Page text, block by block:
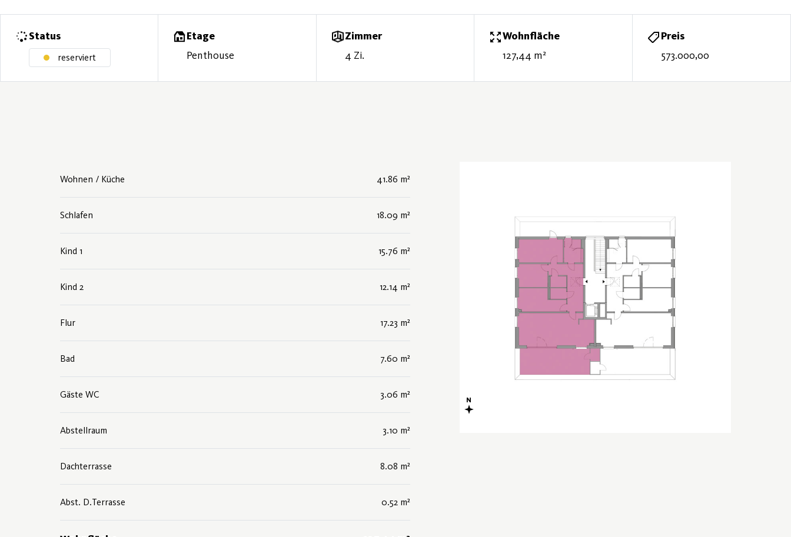
Status
reserviert
Etage
Penthouse
Zimmer
4 Zi.
Wohnfläche
127,44 m²
Preis
573.000,00
Wohnen / Küche 41.86 m²
Schlafen 18.09 m²
Kind 1 15.76 m²
Kind 2 12.14 m²
Flur 17.23 m²
Bad 7.60 m²
Gäste WC 3.06 m²
Abstellraum 3.10 m²
Dachterrasse 8.08 m²
Abst. D.­Terrasse 0.52 m²